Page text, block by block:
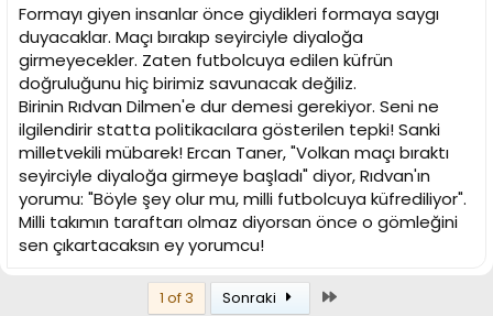
Formayı giyen insanlar önce giydikleri formaya saygı
duyacaklar. Maçı bırakıp seyirciyle diyaloğa
girmeyecekler. Zaten futbolcuya edilen küfrün
doğruluğunu hiç birimiz savunacak değiliz.
Birinin Rıdvan Dilmen'e dur demesi gerekiyor. Seni ne
ilgilendirir statta politikacılara gösterilen tepki! Sanki
milletvekili mübarek! Ercan Taner, "Volkan maçı bıraktı
seyirciyle diyaloğa girmeye başladı" diyor, Rıdvan'ın
yorumu: "Böyle şey olur mu, milli futbolcuya küfrediliyor".
Milli takımın taraftarı olmaz diyorsan önce o gömleğini
sen çıkartacaksın ey yorumcu!
1 of 3 Sonraki